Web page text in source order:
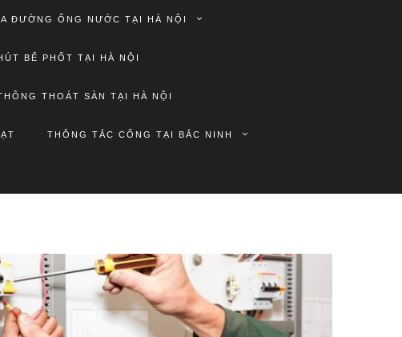
ĐƯỜNG ỐNG NƯỚC TẠI HÀ NỘI
BỂ PHỐT TẠI HÀ NỘI
THOÁT SÀN TẠI HÀ NỘI
THÔNG TẮC CỐNG TẠI BẮC NINH